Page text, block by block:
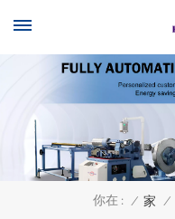
你在 : / 家 /